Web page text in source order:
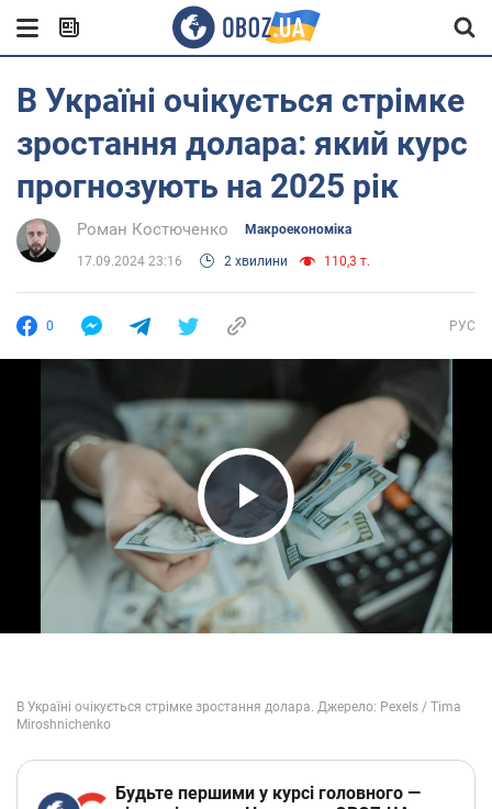
В Україні очікується стрімке
зростання долара: який курс
прогнозують на 2025 рік
Роман Костюченко Mакроекономіка
17.09.2024 23:16 2 хвилини 110,3 т.
0 РУС
Play Video
Будьте першими у курсі головного —